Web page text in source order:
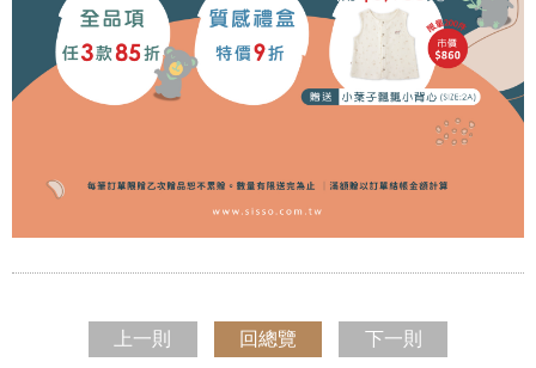
上一則 回總覽 下一則